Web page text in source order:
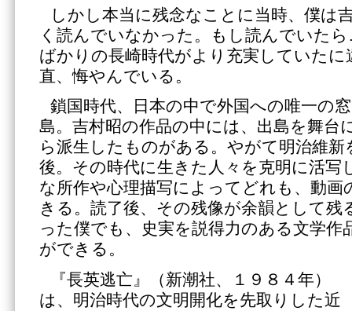
しかし本当に残念なことに当時、僕は
く読んでいなかった。もし読んでいた
ばかりの長崎時代がより充実していた
直、悔やんでいる。
鎖国時代、日本の中で外国への唯一の
島。吉村昭の作品の中には、出島を舞台
ら派生したものがある。やがて明治維新
後。その時代に生きた人々を克明に活写
な所作や心理描写によってどれも、動
きる。読了後、その残像が余韻として残
った僕でも、史実を説得力のある文学作
ができる。
『長英逃亡』（新潮社、１９８４年）
は、明治時代の文明開化を先取りした近